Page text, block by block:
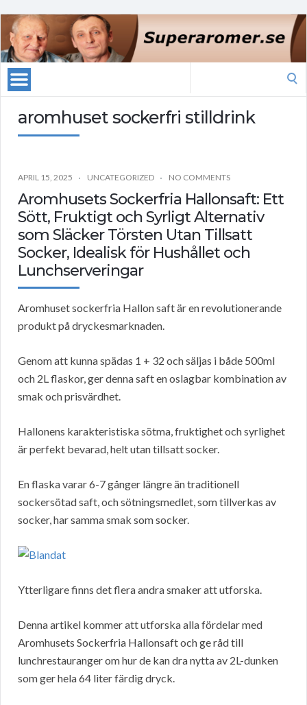
aromhuset sockerfri stilldrink
APRIL 15, 2025 UNCATEGORIZED NO COMMENTS
Aromhusets Sockerfria Hallonsaft: Ett
Sött, Fruktigt och Syrligt Alternativ
som Släcker Törsten Utan Tillsatt
Socker, Idealisk för Hushållet och
Lunchserveringar
Aromhuset sockerfria Hallon saft är en revolutionerande
produkt på dryckesmarknaden.
Genom att kunna spädas 1 + 32 och säljas i både 500ml
och 2L flaskor, ger denna saft en oslagbar kombination av
smak och prisvärdhet.
Hallonens karakteristiska sötma, fruktighet och syrlighet
är perfekt bevarad, helt utan tillsatt socker.
En flaska varar 6-7 gånger längre än traditionell
sockersötad saft, och sötningsmedlet, som tillverkas av
socker, har samma smak som socker.
Ytterligare finns det flera andra smaker att utforska.
Denna artikel kommer att utforska alla fördelar med
Aromhusets Sockerfria Hallonsaft och ge råd till
lunchrestauranger om hur de kan dra nytta av 2L-dunken
som ger hela 64 liter färdig dryck.